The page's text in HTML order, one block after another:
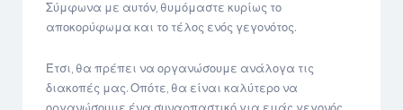
Σύμφωνα με αυτόν, θυμόμαστε κυρίως το
αποκορύφωμα και το τέλος ενός γεγονότος.
Έτσι, θα πρέπει να οργανώσουμε ανάλογα τις
διακοπές μας. Οπότε, θα είναι καλύτερο να